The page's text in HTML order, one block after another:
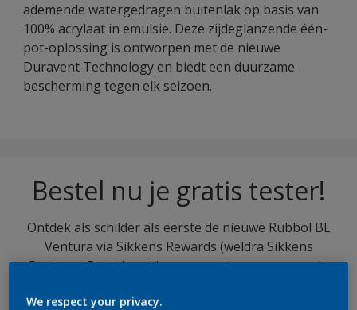
ademende watergedragen buitenlak op basis van
100% acrylaat in emulsie. Deze zijdeglanzende één-
pot-oplossing is ontworpen met de nieuwe
Duravent Technology en biedt een duurzame
bescherming tegen elk seizoen.
Bestel nu je gratis tester!
Ontdek als schilder als eerste de nieuwe Rubbol BL
Ventura via Sikkens Rewards (weldra Sikkens
Partners. Bestel snel jouw exemplaar en ervaar de
We respect your privacy.